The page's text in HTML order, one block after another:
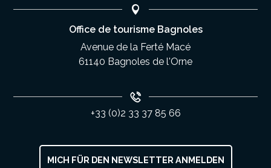
MICH FÜR DEN NEWSLETTER ANMELDEN
Office de tourisme Bagnoles
Avenue de la Ferté Macé
61140 Bagnoles de l'Orne
+33 (0)2 33 37 85 66